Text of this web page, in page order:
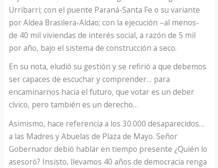
Urribarri; con el puente Paraná-Santa Fe o su variante
por Aldea Brasilera-Aldao; con la ejecución –al menos-
de 40 mil viviendas de interés social, a razón de 5 mil
por año, bajo el sistema de construcción a seco.
En su nota, eludió su gestión y se refirió a que debemos
ser capaces de escuchar y comprender… para
encaminarnos hacia el futuro, que votar es un deber
cívico, pero también es un derecho…
Asimismo, hace referencia a los 30.000 desaparecidos…
a las Madres y Abuelas de Plaza de Mayo. Señor
Gobernador debió hablar en tiempo presente ¿Quién lo
asesoró? Insisto, llevamos 40 años de democracia renga